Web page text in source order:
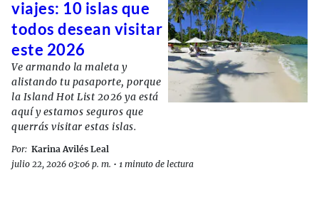
viajes: 10 islas que
todos desean visitar
este 2026
Ve armando la maleta y
alistando tu pasaporte, porque
la Island Hot List 2026 ya está
aquí y estamos seguros que
querrás visitar estas islas.
Por: Karina Avilés Leal
julio 22, 2026 03:06 p. m. • 1 minuto de lectura